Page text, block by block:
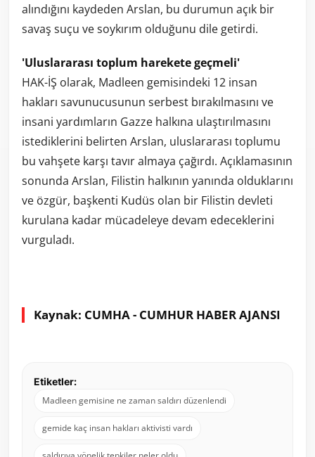
alındığını kaydeden Arslan, bu durumun açık bir
savaş suçu ve soykırım olduğunu dile getirdi.
'Uluslararası toplum harekete geçmeli'
HAK-İŞ olarak, Madleen gemisindeki 12 insan
hakları savunucusunun serbest bırakılmasını ve
insani yardımların Gazze halkına ulaştırılmasını
istediklerini belirten Arslan, uluslararası toplumu
bu vahşete karşı tavır almaya çağırdı. Açıklamasının
sonunda Arslan, Filistin halkının yanında olduklarını
ve özgür, başkenti Kudüs olan bir Filistin devleti
kurulana kadar mücadeleye devam edeceklerini
vurguladı.
Kaynak: CUMHA - CUMHUR HABER AJANSI
Etiketler:
Madleen gemisine ne zaman saldırı düzenlendi
gemide kaç insan hakları aktivisti vardı